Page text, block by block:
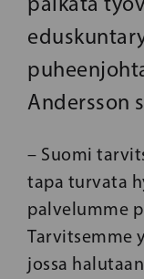
Andersson
– Suomi
tapa turvata
palvelumme
Tarvitsemme
jossa